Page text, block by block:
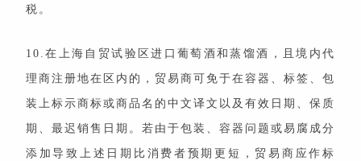
税。
10.在上海自贸试验区进口葡萄酒和蒸馏酒，且境内代
理商注册地在区内的，贸易商可免于在容器、标签、包
装上标示商标或商品名的中文译文以及有效日期、保质
期、最迟销售日期。若由于包装、容器问题或易腐成分
添加导致上述日期比消费者预期更短，贸易商应作标